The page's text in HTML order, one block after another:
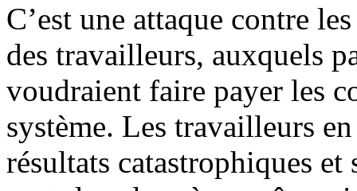
C’est une attaque contre
des travailleurs, auxquels
voudraient faire payer les
système. Les travailleurs
résultats catastrophiques